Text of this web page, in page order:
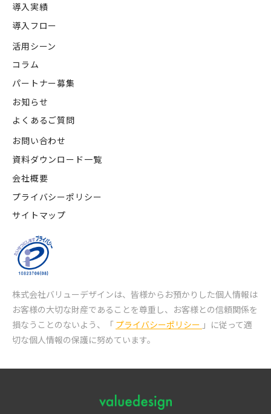
導入実績
導入フロー
活用シーン
コラム
パートナー募集
お知らせ
よくあるご質問
お問い合わせ
資料ダウンロード一覧
会社概要
プライバシーポリシー
サイトマップ
株式会社バリューデザインは、皆様からお預かりした個人情報は
お客様の大切な財産であることを尊重し、 お客様との信頼関係を
損なうことのないよう、「 プライバシーポリシー 」に従って適
切な個人情報の保護に努めています。